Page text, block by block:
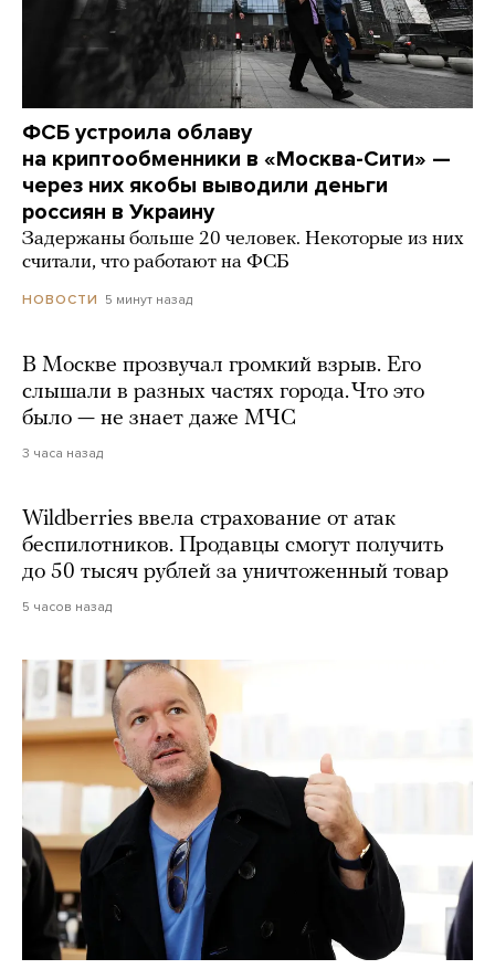
ФСБ устроила облаву
на криптообменники в «Москва-Сити» —
через них якобы выводили деньги
россиян в Украину
Задержаны больше 20 человек. Некоторые из них
считали, что работают на ФСБ
НОВОСТИ 5 минут назад
В Москве прозвучал громкий взрыв. Его
слышали в разных частях города. Что это
было — не знает даже МЧС
3 часа назад
Wildberries ввела страхование от атак
беспилотников. Продавцы смогут получить
до 50 тысяч рублей за уничтоженный товар
5 часов назад